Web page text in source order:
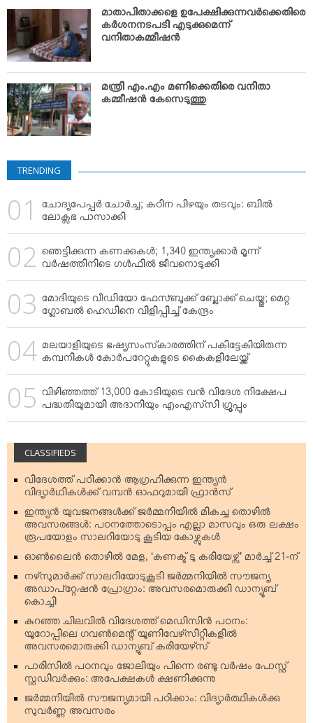
VIDEOS
YOUR SAY
COOKERY
KARSHAKAN
TOURS & TRAVEL
GREETINGS
CLASSIFIEDS
OBITUARY
മാതാപിതാക്കളെ ഉപേക്ഷിക്കുന്നവര്‍ക്കെതിരെ
കര്‍ശനനടപടി എടുക്കുമെന്ന്
വനിതാകമ്മീഷന്‍
മന്ത്രി എം.എം മണിക്കെതിരെ വനിതാ
കമ്മീഷന്‍ കേസെടുത്തു
TRENDING
ചോദ്യപേപ്പര്‍ ചോര്‍ച്ച; കഠിന പിഴയും തടവും: ബില്‍
ലോക്സഭ പാസാക്കി
ഞെട്ടിക്കുന്ന കണക്കുകള്‍; 1,340 ഇന്ത്യക്കാര്‍ മൂന്ന്
വര്‍ഷത്തിനിടെ ഗള്‍ഫില്‍ ജീവനൊടുക്കി
മോദിയുടെ വീഡിയോ ഫേസ്ബുക്ക് ബ്ലോക്ക് ചെയ്തു; മെറ്റ
ഗ്ലോബല്‍ ഹെഡിനെ വിളിപ്പിച്ച് കേന്ദ്രം
മലയാളിയുടെ ഭഷ്യസംസ്‌കാരത്തിന് പകിട്ടേകിയിരുന്ന
കമ്പനികള്‍ കോര്‍പറേറ്റുകളുടെ കൈകളിലേയ്ക്ക്
വിഴിഞ്ഞത്ത് 13,000 കോടിയുടെ വന്‍ വിദേശ നിക്ഷേപ
പദ്ധതിയുമായി അദാനിയും എംഎസ്‌സി ഗ്രൂപ്പും
CLASSIFIEDS
വിദേശത്ത് പഠിക്കാന്‍ ആഗ്രഹിക്കുന്ന ഇന്ത്യന്‍
വിദ്യാര്‍ഥികള്‍ക്ക് വമ്പന്‍ ഓഫറുമായി ഫ്രാന്‍സ്
ഇന്ത്യന്‍ യുവജനങ്ങള്‍ക്ക് ജര്‍മ്മനിയില്‍ മികച്ച തൊഴില്‍
അവസരങ്ങള്‍: പഠനത്തോടൊപ്പം എല്ലാ മാസവും ഒരു ലക്ഷം
രൂപയോളം സാലറിയോടു കൂടിയ കോഴ്സുകള്‍
ഓണ്‍ലൈന്‍ തൊഴില്‍ മേള, ‘കണക്ട് ടു കരിയേഴ്സ്’ മാര്‍ച്ച് 21-ന്
നഴ്‌സുമാര്‍ക്ക് സാലറിയോടുകൂടി ജര്‍മ്മനിയില്‍ സൗജന്യ
അഡാപ്റ്റേഷന്‍ പ്രോഗ്രാം: അവസരമൊരുക്കി ഡാന്യൂബ്
കൊച്ചി
കുറഞ്ഞ ചിലവില്‍ വിദേശത്ത് മെഡിസിന്‍ പഠനം:
യൂറോപ്പിലെ ഗവണ്‍മെന്റ് യൂണിവേഴ്‌സിറ്റികളില്‍
അവസരമൊരുക്കി ഡാന്യൂബ് കരിയേഴ്‌സ്
പാരിസില്‍ പഠനവും ജോലിയും പിന്നെ രണ്ടു വര്‍ഷം പോസ്റ്റ്
സ്റ്റഡിവര്‍ക്കും: അപേക്ഷകള്‍ ക്ഷണിക്കുന്നു
ജര്‍മ്മനിയില്‍ സൗജന്യമായി പഠിക്കാം: വിദ്യാര്‍ത്ഥികള്‍ക്കു
സുവര്‍ണ്ണ അവസരം